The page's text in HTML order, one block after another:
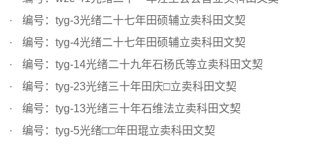
编号：tyg-3光绪二十七年田硕辅立卖科田文契
编号：tyg-4光绪二十七年田硕辅立卖科田文契
编号：tyg-14光绪二十九年石杨氏等立卖科田文契
编号：tyg-23光绪三十年田庆□立卖科田文契
编号：tyg-13光绪三十年石维法立卖科田文契
编号：tyg-5光绪□□年田琨立卖科田文契